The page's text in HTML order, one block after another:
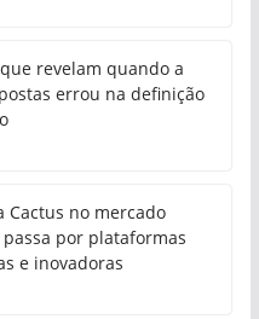
revelam quando a
errou na definição
Cactus no mercado
por plataformas
e inovadoras